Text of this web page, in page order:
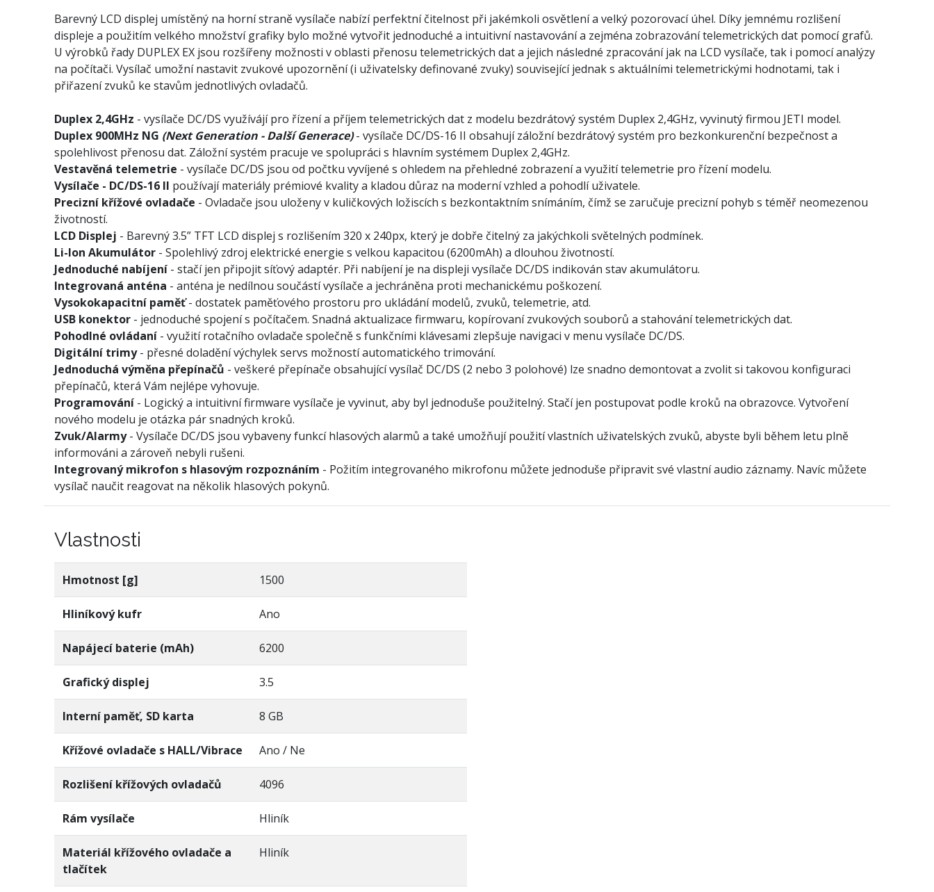
Barevný LCD displej umístěný na horní straně vysílače nabízí perfektní čitelnost při jakémkoli osvětlení a velký pozorovací úhel. Díky jemnému rozlišení
displeje a použitím velkého množství grafiky bylo možné vytvořit jednoduché a intuitivní nastavování a zejména zobrazování telemetrických dat pomocí grafů.
U výrobků řady DUPLEX EX jsou rozšířeny možnosti v oblasti přenosu telemetrických dat a jejich následné zpracování jak na LCD vysílače, tak i pomocí analýzy
na počítači. Vysílač umožní nastavit zvukové upozornění (i uživatelsky definované zvuky) související jednak s aktuálními telemetrickými hodnotami, tak i
přiřazení zvuků ke stavům jednotlivých ovladačů.
Duplex 2,4GHz - vysílače DC/DS využívájí pro řízení a příjem telemetrických dat z modelu bezdrátový systém Duplex 2,4GHz, vyvinutý firmou JETI model.
Duplex 900MHz NG (Next Generation - Další Generace)- vysílače DC/DS-16 II obsahují záložní bezdrátový systém pro bezkonkurenční bezpečnost a
spolehlivost přenosu dat. Záložní systém pracuje ve spolupráci s hlavním systémem Duplex 2,4GHz.
Vestavěná telemetrie - vysílače DC/DS jsou od počtku vyvíjené s ohledem na přehledné zobrazení a využití telemetrie pro řízení modelu.
Vysílače - DC/DS-16 II používají materiály prémiové kvality a kladou důraz na moderní vzhled a pohodlí uživatele.
Precizní křížové ovladače - Ovladače jsou uloženy v kuličkových ložiscích s bezkontaktním snímáním, čímž se zaručuje precizní pohyb s téměř neomezenou
životností.
LCD Displej - Barevný 3.5” TFT LCD displej s rozlišením 320 x 240px, který je dobře čitelný za jakýchkoli světelných podmínek.
Li-Ion Akumulátor - Spolehlivý zdroj elektrické energie s velkou kapacitou (6200mAh) a dlouhou životností.
Jednoduché nabíjení - stačí jen připojit síťový adaptér. Při nabíjení je na displeji vysílače DC/DS indikován stav akumulátoru.
Integrovaná anténa - anténa je nedílnou součástí vysílače a jechráněna proti mechanickému poškození.
Vysokokapacitní paměť- dostatek paměťového prostoru pro ukládání modelů, zvuků, telemetrie, atd.
USB konektor - jednoduché spojení s počítačem. Snadná aktualizace firmwaru, kopírovaní zvukových souborů a stahování telemetrických dat.
Pohodlné ovládaní - využití rotačního ovladače společně s funkčními klávesami zlepšuje navigaci v menu vysílače DC/DS.
Digitální trimy- přesné doladění výchylek servs možností automatického trimování.
Jednoduchá výměna přepínačů - veškeré přepínače obsahující vysílač DC/DS (2 nebo 3 polohové) lze snadno demontovat a zvolit si takovou konfiguraci
přepínačů, která Vám nejlépe vyhovuje.
Programování - Logický a intuitivní firmware vysílače je vyvinut, aby byl jednoduše použitelný. Stačí jen postupovat podle kroků na obrazovce. Vytvoření
nového modelu je otázka pár snadných kroků.
Zvuk/Alarmy- Vysílače DC/DS jsou vybaveny funkcí hlasových alarmů a také umožňují použití vlastních uživatelských zvuků, abyste byli během letu plně
informováni a zároveň nebyli rušeni.
Integrovaný mikrofon s hlasovým rozpoznáním - Požitím integrovaného mikrofonu můžete jednoduše připravit své vlastní audio záznamy. Navíc můžete
vysílač naučit reagovat na několik hlasových pokynů.
Vlastnosti
Hmotnost [g] 1500
Hliníkový kufr Ano
Napájecí baterie (mAh) 6200
Grafický displej 3.5
Interní paměť, SD karta 8 GB
Křížové ovladače s HALL/Vibrace Ano / Ne
Rozlišení křížových ovladačů 4096
Rám vysílače Hliník
Materiál křížového ovladače a
tlačítek
Hliník